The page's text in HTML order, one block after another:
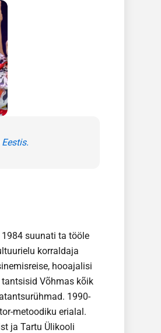
suunati ta tööle
korraldaja
hooajalisi
Võhmas kõik
1990-
metoodiku erialal.
ja Tartu Ülikooli